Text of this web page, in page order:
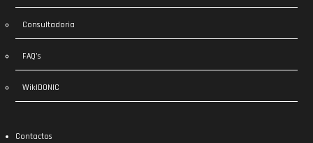
Consultadoria
FAQ’s
WikIDONIC
Contactos